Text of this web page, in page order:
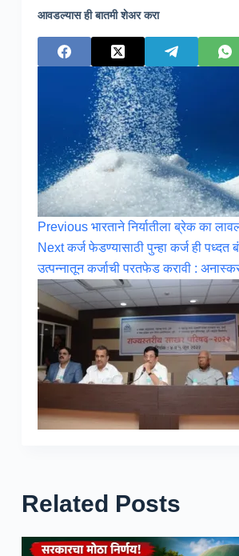
आवडल्यास ही बातमी शेअर करा
Previous भारताने निर्यातीला ब्रेक का
Nextकर्ज फेडण्यासाठी पुन्हा कर्ज ही पध्दत
उत्पन्नातून कर्जाची परतफेड करावी :
Related Posts